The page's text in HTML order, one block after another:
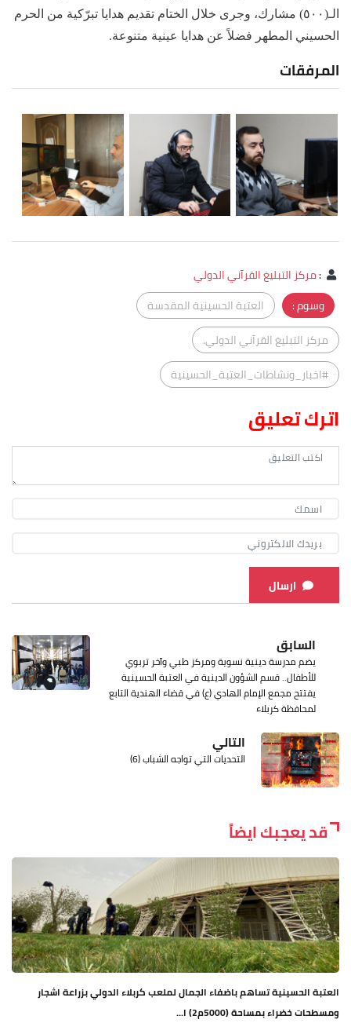
الـ(٥٠٠) مشارك، وجرى خلال الختام تقديم هدايا تبرّكية من الحرم
الحسيني المطهر فضلاً عن هدايا عينية متنوعة.
المرفقات
:مركز التبليغ القرآني الدولي
وسوم :
العتبة الحسينية المقدسة
مركز التبليغ القرآني الدولي.
#اخبار_ونشاطات_العتبة_الحسينية
اترك تعليق
ارسال
السابق
يضم مدرسة دينية نسوية ومركز طبي وآخر تربوي
للأطفال.. قسم الشؤون الدينية في العتبة الحسينية
يفتتح مجمع الإمام الهادي (ع) في قضاء الهندية التابع
لمحافظة كربلاء
التالي
التحديات التي تواجه الشباب (6)
قد يعجبك ايضاً
العتبة الحسينية تساهم باضفاء الجمال لملعب كربلاء الدولي بزراعة اشجار
ومسطحات خضراء بمساحة (5000م2) ا...